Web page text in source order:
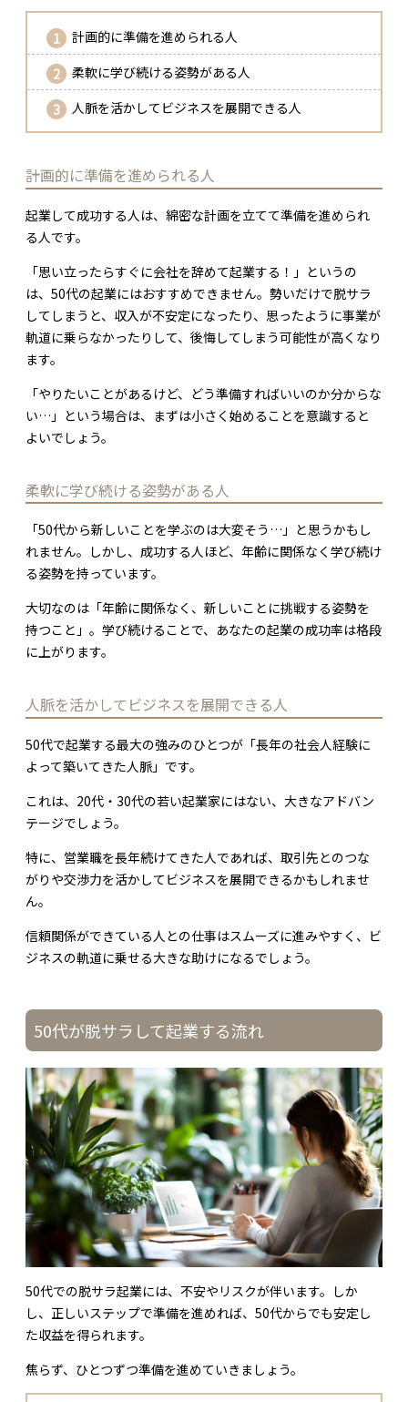
計画的に準備を進められる人
柔軟に学び続ける姿勢がある人
人脈を活かしてビジネスを展開できる人
計画的に準備を進められる人
起業して成功する人は、綿密な計画を立てて準備を進められ
る人です。
「思い立ったらすぐに会社を辞めて起業する！」というの
は、50代の起業にはおすすめできません。勢いだけで脱サラ
してしまうと、収入が不安定になったり、思ったように事業が
軌道に乗らなかったりして、後悔してしまう可能性が高くなり
ます。
「やりたいことがあるけど、どう準備すればいいのか分からな
い…」という場合は、まずは小さく始めることを意識すると
よいでしょう。
柔軟に学び続ける姿勢がある人
「50代から新しいことを学ぶのは大変そう…」と思うかもし
れません。しかし、成功する人ほど、年齢に関係なく学び続け
る姿勢を持っています。
大切なのは「年齢に関係なく、新しいことに挑戦する姿勢を
持つこと」。学び続けることで、あなたの起業の成功率は格段
に上がります。
人脈を活かしてビジネスを展開できる人
50代で起業する最大の強みのひとつが「長年の社会人経験に
よって築いてきた人脈」です。
これは、20代・30代の若い起業家にはない、大きなアドバン
テージでしょう。
特に、営業職を長年続けてきた人であれば、取引先とのつな
がりや交渉力を活かしてビジネスを展開できるかもしれませ
ん。
信頼関係ができている人との仕事はスムーズに進みやすく、ビ
ジネスの軌道に乗せる大きな助けになるでしょう。
50代が脱サラして起業する流れ
50代での脱サラ起業には、不安やリスクが伴います。しか
し、正しいステップで準備を進めれば、50代からでも安定し
た収益を得られます。
焦らず、ひとつずつ準備を進めていきましょう。